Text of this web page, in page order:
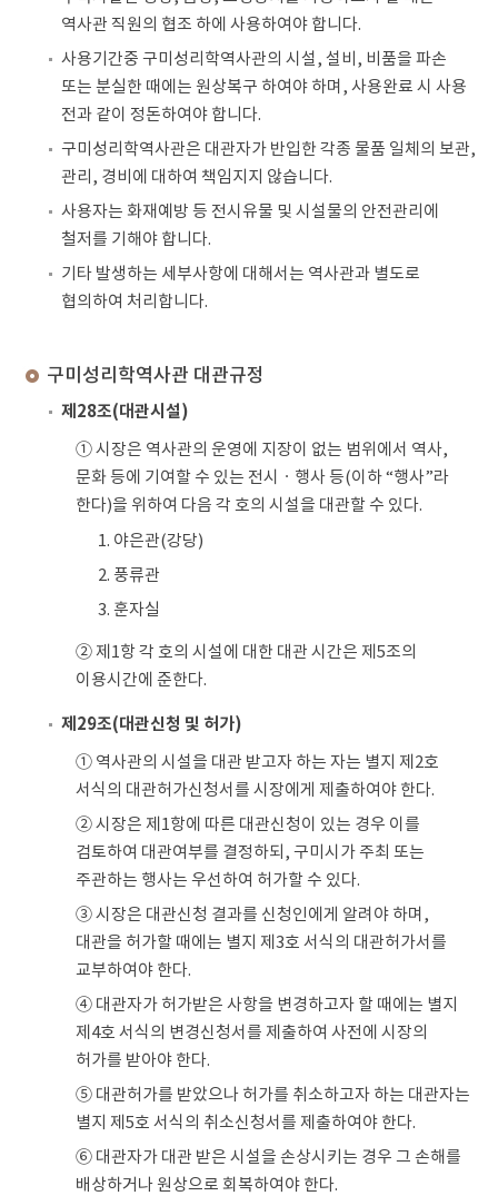
역사관 직원의 협조 하에 사용하여야 합니다.
사용기간중 구미성리학역사관의 시설, 설비, 비품을 파손
또는 분실한 때에는 원상복구 하여야 하며, 사용완료 시 사용
전과 같이 정돈하여야 합니다.
구미성리학역사관은 대관자가 반입한 각종 물품 일체의 보관,
관리, 경비에 대하여 책임지지 않습니다.
사용자는 화재예방 등 전시유물 및 시설물의 안전관리에
철저를 기해야 합니다.
기타 발생하는 세부사항에 대해서는 역사관과 별도로
협의하여 처리합니다.
구미성리학역사관 대관규정
제28조(대관시설)
① 시장은 역사관의 운영에 지장이 없는 범위에서 역사,
문화 등에 기여할 수 있는 전시ㆍ행사 등(이하 “행사”라
한다)을 위하여 다음 각 호의 시설을 대관할 수 있다.
1. 야은관(강당)
2. 풍류관
3. 훈자실
② 제1항 각 호의 시설에 대한 대관 시간은 제5조의
이용시간에 준한다.
제29조(대관신청 및 허가)
① 역사관의 시설을 대관 받고자 하는 자는 별지 제2호
서식의 대관허가신청서를 시장에게 제출하여야 한다.
② 시장은 제1항에 따른 대관신청이 있는 경우 이를
검토하여 대관여부를 결정하되, 구미시가 주최 또는
주관하는 행사는 우선하여 허가할 수 있다.
③ 시장은 대관신청 결과를 신청인에게 알려야 하며,
대관을 허가할 때에는 별지 제3호 서식의 대관허가서를
교부하여야 한다.
④ 대관자가 허가받은 사항을 변경하고자 할 때에는 별지
제4호 서식의 변경신청서를 제출하여 사전에 시장의
허가를 받아야 한다.
⑤ 대관허가를 받았으나 허가를 취소하고자 하는 대관자는
별지 제5호 서식의 취소신청서를 제출하여야 한다.
⑥ 대관자가 대관 받은 시설을 손상시키는 경우 그 손해를
배상하거나 원상으로 회복하여야 한다.